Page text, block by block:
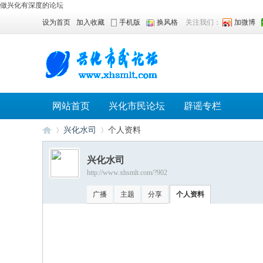
做兴化有深度的论坛
设为首页 加入收藏 手机版 换风格 关注我们： 加微博
网站首页 兴化市民论坛 辟谣专栏
兴›
兴化水司 个人资料
兴化水司
http://www.xhsmlt.com/?902
广播 主题 分享 个人资料